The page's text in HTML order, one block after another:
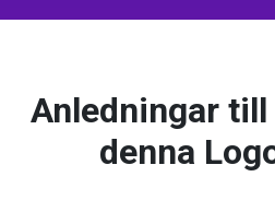
Anledningar
denna